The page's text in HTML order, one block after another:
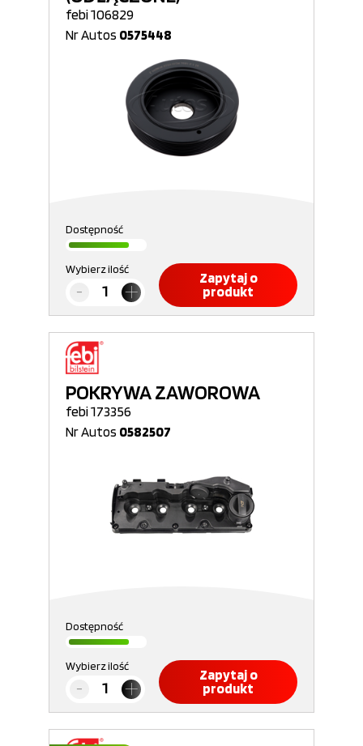
febi 106829
Nr Autos 0575448
Dostępność
Wybierz ilość
Zapytaj o
produkt
POKRYWA ZAWOROWA
febi 173356
Nr Autos 0582507
Dostępność
Wybierz ilość
Zapytaj o
produkt